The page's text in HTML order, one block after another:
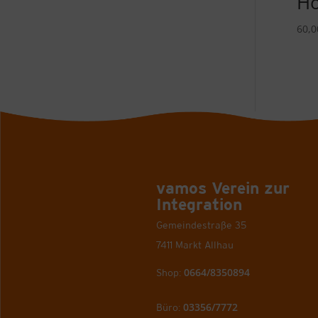
vamos Verein zur
Integration
Gemeindestraße 35
7411 Markt Allhau
Shop: 0664/8350894
Büro: 03356/7772